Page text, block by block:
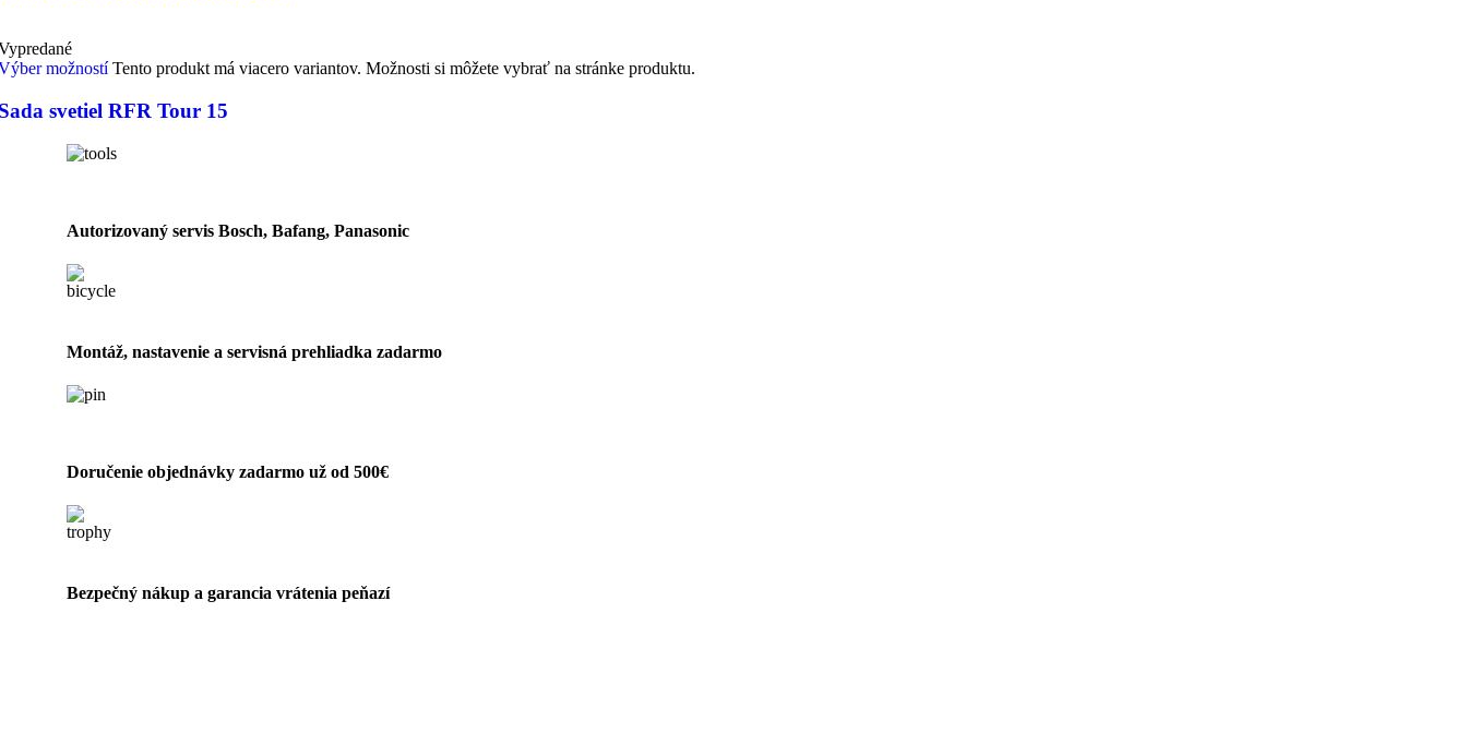
možností Tento produkt má viacero variantov. Možnosti si môžete vybrať na stránke produktu.
svetiel RFR Tour 15
Autorizovaný servis Bosch, Bafang, Panasonic
Montáž, nastavenie a servisná prehliadka zadarmo
Doručenie objednávky zadarmo už od 500€
Bezpečný nákup a garancia vrátenia peňazí